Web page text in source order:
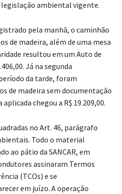
legislação ambiental vigente.
pela manhã, o caminhão
de madeira, além de uma mesa
resultou em um Auto de
Já na segunda
da tarde, foram
de madeira sem documentação
chegou a R$ 19.209,00.
no Art. 46, parágrafo
Todo o material
ao pátio da SANCAR, em
assinaram Termos
(TCOs) e se
em juízo. A operação